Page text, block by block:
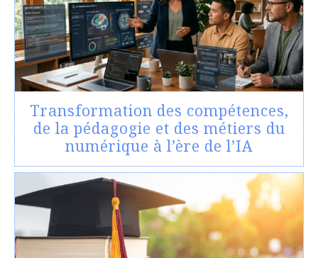
Transformation des compétences,
de la pédagogie et des métiers du
numérique à l’ère de l’IA